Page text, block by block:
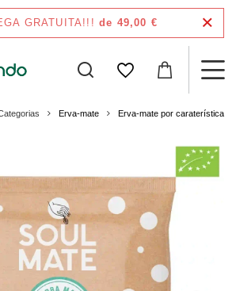
GRATUITA!!! de 49,00 €
Erva-mate Erva-mate por caraterísticas